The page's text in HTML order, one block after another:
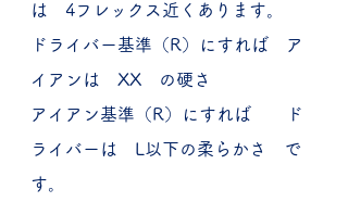
は　4フレックス近くあります。
ドライバー基準（R）にすれば　ア
イアンは　XX　の硬さ
アイアン基準（R）にすれば　　ド
ライバーは　L以下の柔らかさ　で
す。